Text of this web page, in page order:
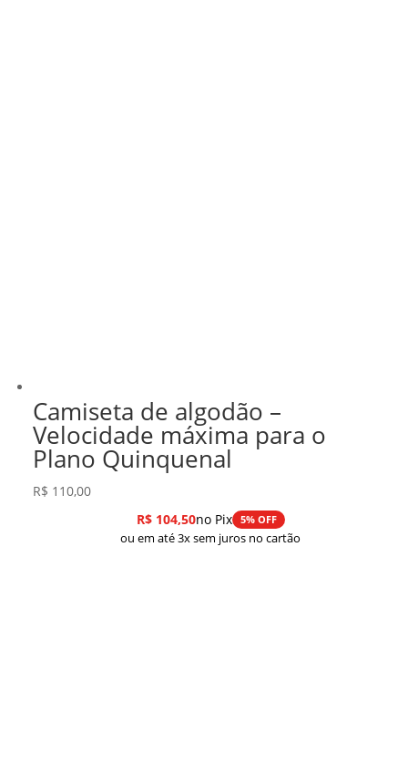
Camiseta de algodão –
Velocidade máxima para o
Plano Quinquenal
R$ 110,00
R$104,50no Pix 5% OFF
ou em até 3x sem juros no cartão